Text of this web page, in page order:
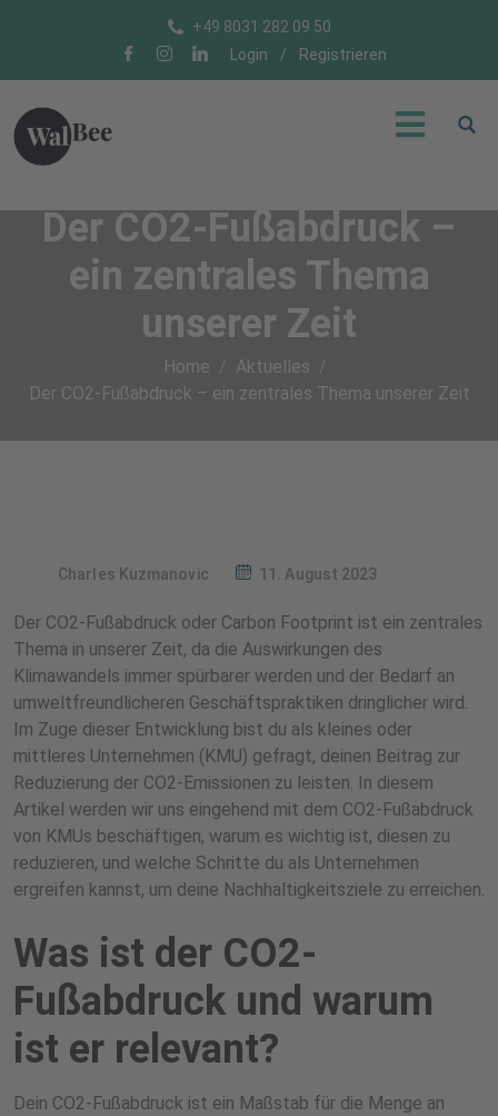
+49 8031 282 09 50
Login
/ Registrieren
Der CO2-Fußabdruck –
ein zentrales Thema
unserer Zeit
Home
Aktuelles
Der CO2-Fußabdruck – ein zentrales Thema unserer Zeit
Charles Kuzmanovic 11. August 2023
Der CO2-Fußabdruck oder Carbon Footprint ist ein zentrales
Thema in unserer Zeit, da die Auswirkungen des
Klimawandels immer spürbarer werden und der Bedarf an
umweltfreundlicheren Geschäftspraktiken dringlicher wird.
Im Zuge dieser Entwicklung bist du als kleines oder
mittleres Unternehmen (KMU) gefragt, deinen Beitrag zur
Reduzierung der CO2-Emissionen zu leisten. In diesem
Artikel werden wir uns eingehend mit dem CO2-Fußabdruck
von KMUs beschäftigen, warum es wichtig ist, diesen zu
reduzieren, und welche Schritte du als Unternehmen
ergreifen kannst, um deine Nachhaltigkeitsziele zu erreichen.
Was ist der CO2-
Fußabdruck und warum
ist er relevant?
Dein CO2-Fußabdruck ist ein Maßstab für die Menge an